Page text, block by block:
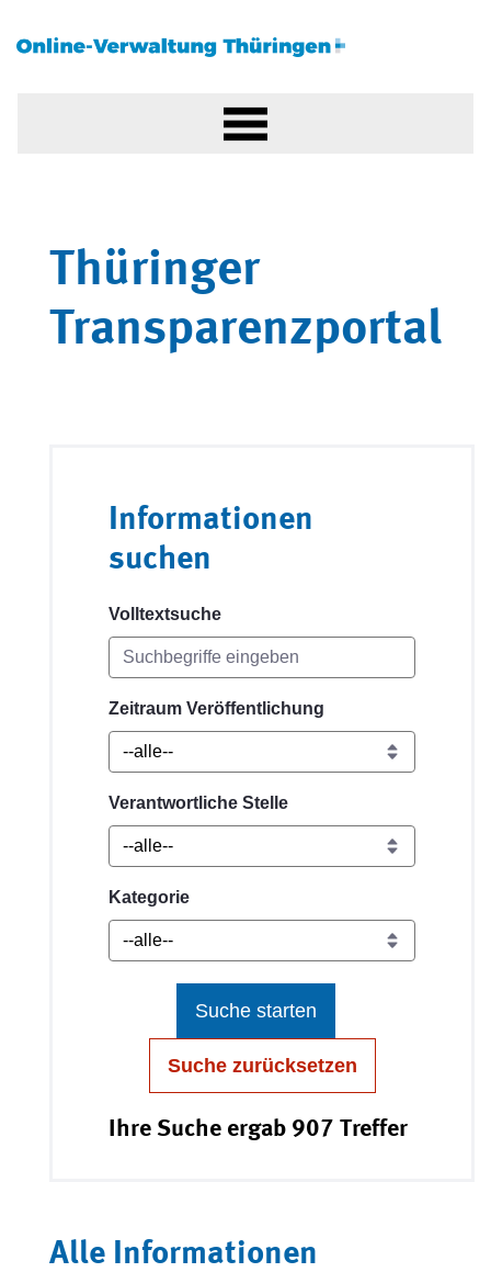
Thüringer
Transparenzportal
Informationen
suchen
Volltextsuche
Zeitraum Veröffentlichung
Verantwortliche Stelle
Kategorie
Suche starten
Suche zurücksetzen
Ihre Suche ergab 907 Treffer
Alle Informationen